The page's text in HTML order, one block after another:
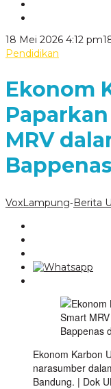
18 Mei 2026 4:12 pm
Pendidikan
Ekonom
MRV
Bappenas
VoxLampung-Berita
Ekonom Karbon
narasumber
Bandung. | Dok